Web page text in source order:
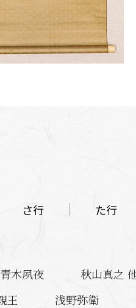
さ行 た行
青木夙夜 秋山真之
王 浅野弥衛